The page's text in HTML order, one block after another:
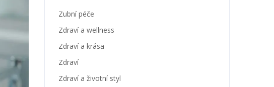
Zubní péče
Zdraví a wellness
Zdraví a krása
Zdraví
Zdraví a životní styl